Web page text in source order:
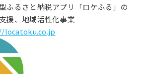
ふるさと納税アプリ「ロケふる」の
援、地域活性化事業
locatoku.co.jp